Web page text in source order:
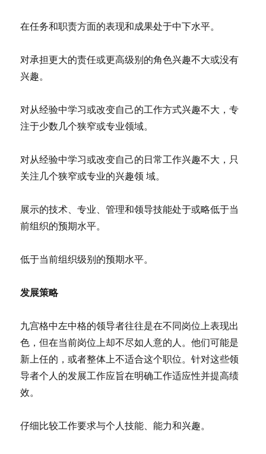
在任务和职责方面的表现和成果处于中下水平。
对承担更大的责任或更高级别的角色兴趣不大或没有
兴趣。
对从经验中学习或改变自己的工作方式兴趣不大，专
注于少数几个狭窄或专业领域。
对从经验中学习或改变自己的日常工作兴趣不大，只
关注几个狭窄或专业的兴趣领 域。
展示的技术、专业、管理和领导技能处于或略低于当
前组织的预期水平。
低于当前组织级别的预期水平。
发展策略
九宫格中左中格的领导者往往是在不同岗位上表现出
色，但在当前岗位上却不尽如人意的人。他们可能是
新上任的，或者整体上不适合这个职位。针对这些领
导者个人的发展工作应旨在明确工作适应性并提高绩
效。
仔细比较工作要求与个人技能、能力和兴趣。